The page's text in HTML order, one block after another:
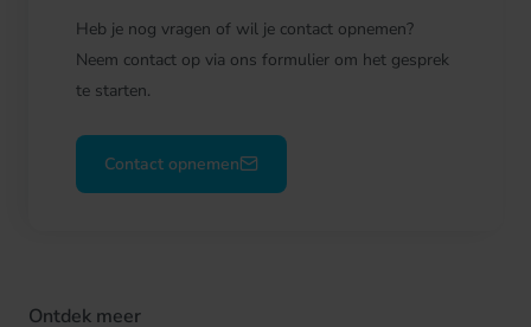
Ontdek meer
Heb je nog vragen of wil je contact opnemen?
Neem contact op via ons formulier om het gesprek
te starten.
Contact opnemen